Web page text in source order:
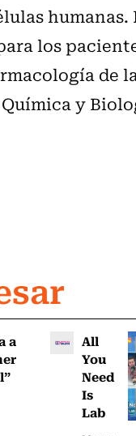
humanas.
los
de
y
a
All
You
Need
Is
Lab